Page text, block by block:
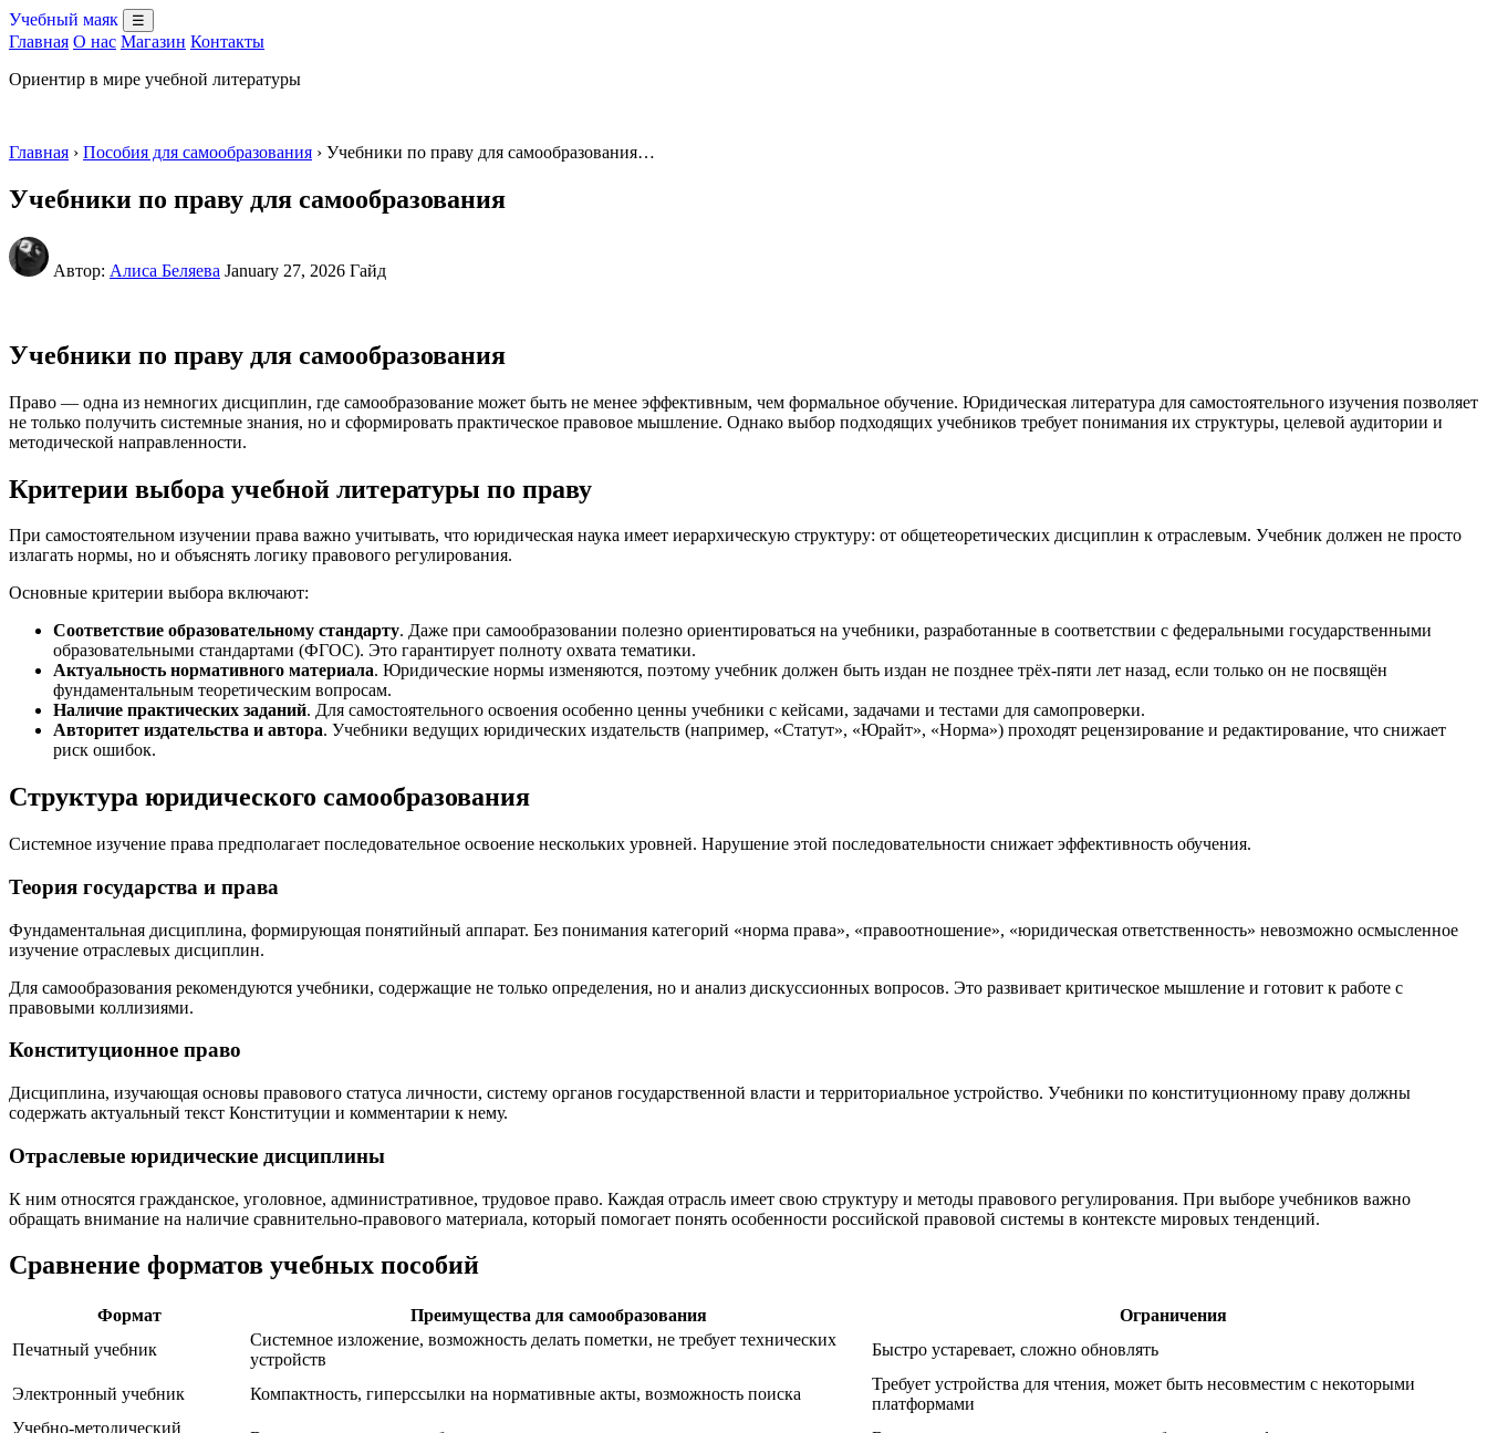
Учебный маяк ☰
Главная О нас Магазин Контакты
Ориентир в мире учебной литературы
Главная › Пособия для самообразования › Учебники по праву для самообразования…
Учебники по праву для самообразования
Автор: Алиса Беляева January 27, 2026 Гайд
Учебники по праву для самообразования
Право — одна из немногих дисциплин, где самообразование может быть не менее эффективным, чем формальное обучение. Юридическая литература для самостоятельного изучения позволяет
не только получить системные знания, но и сформировать практическое правовое мышление. Однако выбор подходящих учебников требует понимания их структуры, целевой аудитории и
методической направленности.
Критерии выбора учебной литературы по праву
При самостоятельном изучении права важно учитывать, что юридическая наука имеет иерархическую структуру: от общетеоретических дисциплин к отраслевым. Учебник должен не просто
излагать нормы, но и объяснять логику правового регулирования.
Основные критерии выбора включают:
Соответствие образовательному стандарту. Даже при самообразовании полезно ориентироваться на учебники, разработанные в соответствии с федеральными государственными
образовательными стандартами (ФГОС). Это гарантирует полноту охвата тематики.
Актуальность нормативного материала. Юридические нормы изменяются, поэтому учебник должен быть издан не позднее трёх-пяти лет назад, если только он не посвящён
фундаментальным теоретическим вопросам.
Наличие практических заданий. Для самостоятельного освоения особенно ценны учебники с кейсами, задачами и тестами для самопроверки.
Авторитет издательства и автора. Учебники ведущих юридических издательств (например, «Статут», «Юрайт», «Норма») проходят рецензирование и редактирование, что снижает
риск ошибок.
Структура юридического самообразования
Системное изучение права предполагает последовательное освоение нескольких уровней. Нарушение этой последовательности снижает эффективность обучения.
Теория государства и права
Фундаментальная дисциплина, формирующая понятийный аппарат. Без понимания категорий «норма права», «правоотношение», «юридическая ответственность» невозможно осмысленное
изучение отраслевых дисциплин.
Для самообразования рекомендуются учебники, содержащие не только определения, но и анализ дискуссионных вопросов. Это развивает критическое мышление и готовит к работе с
правовыми коллизиями.
Конституционное право
Дисциплина, изучающая основы правового статуса личности, систему органов государственной власти и территориальное устройство. Учебники по конституционному праву должны
содержать актуальный текст Конституции и комментарии к нему.
Отраслевые юридические дисциплины
К ним относятся гражданское, уголовное, административное, трудовое право. Каждая отрасль имеет свою структуру и методы правового регулирования. При выборе учебников важно
обращать внимание на наличие сравнительно-правового материала, который помогает понять особенности российской правовой системы в контексте мировых тенденций.
Сравнение форматов учебных пособий
Формат Преимущества для самообразования
Ограничения
Печатный учебник
Системное изложение, возможность делать пометки, не требует технических
устройств
Быстро устаревает, сложно обновлять
Электронный учебник Компактность, гиперссылки на нормативные акты, возможность поиска
Требует устройства для чтения, может быть несовместим с некоторыми
платформами
Учебно-методический